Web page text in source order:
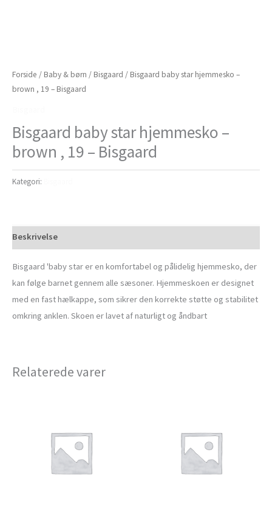
Forside / Baby & børn / Bisgaard / Bisgaard baby star hjemmesko –
brown , 19 – Bisgaard
Bisgaard baby star hjemmesko –
brown , 19 – Bisgaard
Kategori:
Beskrivelse
Bisgaard 'baby star er en komfortabel og pålidelig hjemmesko, der
kan følge barnet gennem alle sæsoner. Hjemmeskoen er designet
med en fast hælkappe, som sikrer den korrekte støtte og stabilitet
omkring anklen. Skoen er lavet af naturligt og åndbart
Relaterede varer